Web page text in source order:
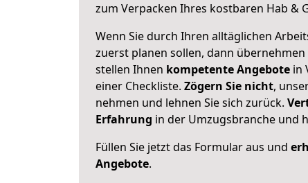
zum Verpacken Ihres kostbaren Hab &
Wenn Sie durch Ihren alltäglichen
zuerst planen sollen, dann
stellen Ihnen kompetente Angebote in
einer Checkliste. Zögern Sie nicht,
nehmen und lehnen Sie sich zurück.
Erfahrung in der Umzugsbranche und
Füllen Sie jetzt das Formular aus und
Angebote.